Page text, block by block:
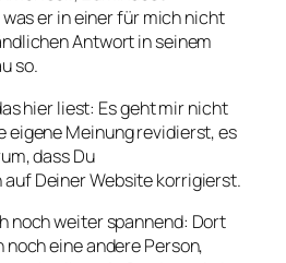
er in einer für mich nicht
Antwort in seinem
so.
hier liest: Es geht mir nicht
eigene Meinung revidierst, es
dass Du
Deiner Website korrigierst.
noch weiter spannend: Dort
eine andere Person,